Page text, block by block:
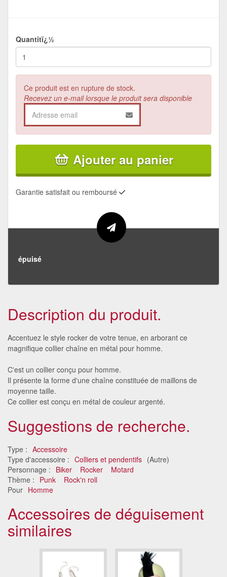
Quantitï¿½
Ce produit est en rupture de stock.
Recevez un e-mail lorsque le produit sera disponible
Ajouter au panier
Garantie satisfait ou remboursé
épuisé
Description du produit.
Accentuez le style rocker de votre tenue, en arborant ce
magnifique collier chaîne en métal pour homme.
C'est un collier conçu pour homme.
Il présente la forme d'une chaîne constituée de maillons de
moyenne taille.
Ce collier est conçu en métal de couleur argenté.
Suggestions de recherche.
Type : Accessoire
Type d'accessoire : Colliers et pendentifs (Autre)
Personnage : Biker Rocker
Motard
Thème : Punk
Rock'n roll
Pour Homme
Accessoires de déguisement
similaires